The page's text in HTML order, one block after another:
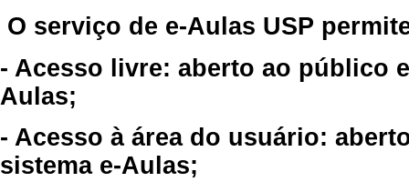
O serviço de e-Aulas USP
- Acesso livre: aberto ao público
Aulas;
- Acesso à área do usuário:
sistema e-Aulas;